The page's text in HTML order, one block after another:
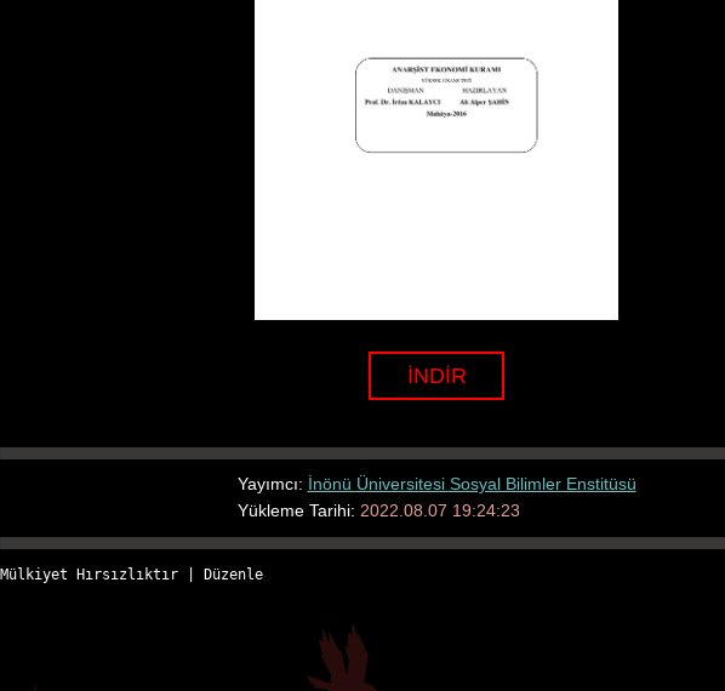
İNDİR
Yayımcı: İnönü Üniversitesi Sosyal Bilimler Enstitüsü
Yükleme Tarihi: 2022.08.07 19:24:23
Mülkiyet Hırsızlıktır Düzenle